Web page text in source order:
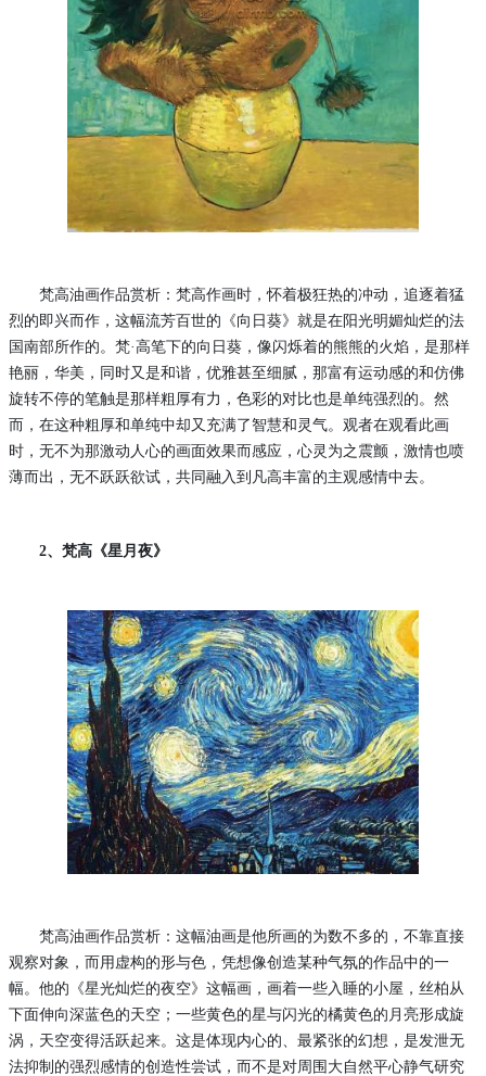
梵高油画作品赏析：梵高作画时，怀着极狂热的冲动，追逐着猛
烈的即兴而作，这幅流芳百世的《向日葵》就是在阳光明媚灿烂的法
国南部所作的。梵·高笔下的向日葵，像闪烁着的熊熊的火焰，是那样
艳丽，华美，同时又是和谐，优雅甚至细腻，那富有运动感的和仿佛
旋转不停的笔触是那样粗厚有力，色彩的对比也是单纯强烈的。然
而，在这种粗厚和单纯中却又充满了智慧和灵气。观者在观看此画
时，无不为那激动人心的画面效果而感应，心灵为之震颤，激情也喷
薄而出，无不跃跃欲试，共同融入到凡高丰富的主观感情中去。
2、梵高《星月夜》
梵高油画作品赏析：这幅油画是他所画的为数不多的，不靠直接
观察对象，而用虚构的形与色，凭想像创造某种气氛的作品中的一
幅。他的《星光灿烂的夜空》这幅画，画着一些入睡的小屋，丝柏从
下面伸向深蓝色的天空；一些黄色的星与闪光的橘黄色的月亮形成旋
涡，天空变得活跃起来。这是体现内心的、最紧张的幻想，是发泄无
法抑制的强烈感情的创造性尝试，而不是对周围大自然平心静气研究